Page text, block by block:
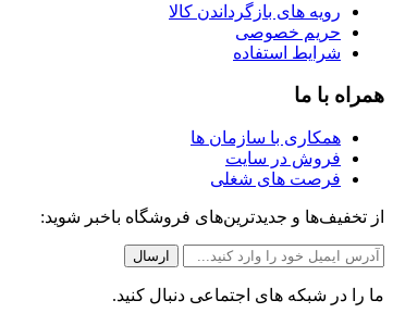
رویه های بازگرداندن کالا
حریم خصوصی
شرایط استفاده
همراه با ما
همکاری با سازمان ها
فروش در سایت
فرصت های شغلی
از تخفیف‌ها و جدیدترین‌های فروشگاه باخبر شوید:
ما را در شبکه های اجتماعی دنبال کنید.